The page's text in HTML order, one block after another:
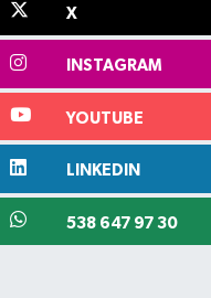
X
INSTAGRAM
YOUTUBE
LINKEDIN
538 647 97 30